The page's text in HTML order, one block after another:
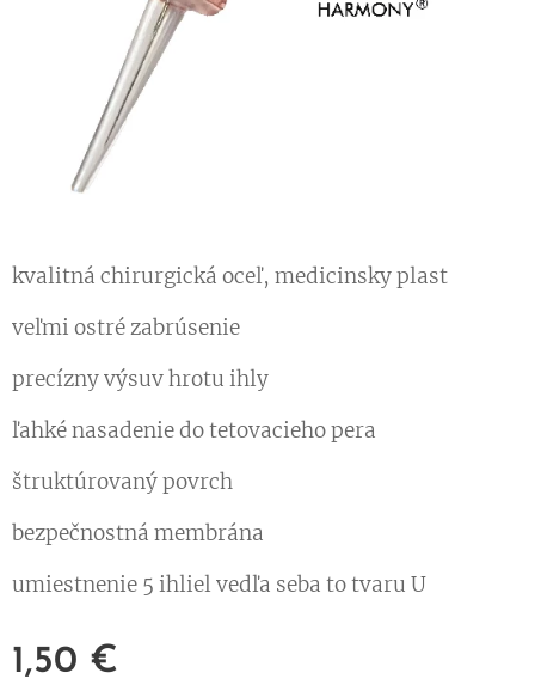
kvalitná chirurgická oceľ, medicinsky plast
veľmi ostré zabrúsenie
precízny výsuv hrotu ihly
ľahké nasadenie do tetovacieho pera
štruktúrovaný povrch
bezpečnostná membrána
umiestnenie 5 ihliel vedľa seba to tvaru U
1,50 €